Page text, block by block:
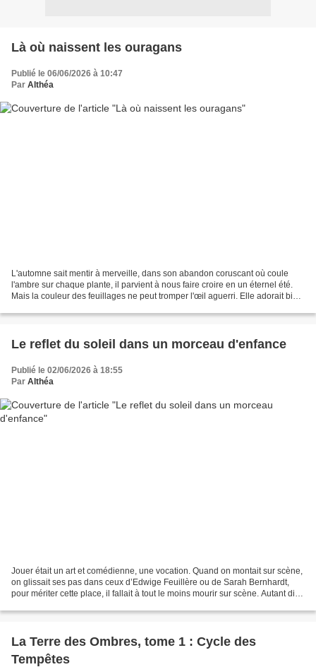
Là où naissent les ouragans
Publié le 06/06/2026 à 10:47
Par Althéa
L'automne sait mentir à merveille, dans son abandon coruscant où coule
l'ambre sur chaque plante, il parvient à nous faire croire en un éternel été.
Mais la couleur des feuillages ne peut tromper l'œil aguerri. Elle adorait bien
Le reflet du soleil dans un morceau d'enfance
Publié le 02/06/2026 à 18:55
Par Althéa
Jouer était un art et comédienne, une vocation. Quand on montait sur scène,
on glissait ses pas dans ceux d’Edwige Feuillère ou de Sarah Bernhardt,
pour mériter cette place, il fallait à tout le moins mourir sur scène. Autant dire
La Terre des Ombres, tome 1 : Cycle des
Tempêtes